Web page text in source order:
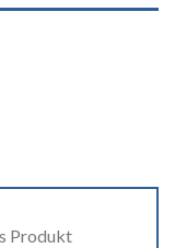
Produkt